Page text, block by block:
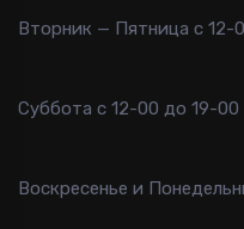
Вторник — Пятница с 12-
Суббота с 12-00 до 19-00
Воскресенье и